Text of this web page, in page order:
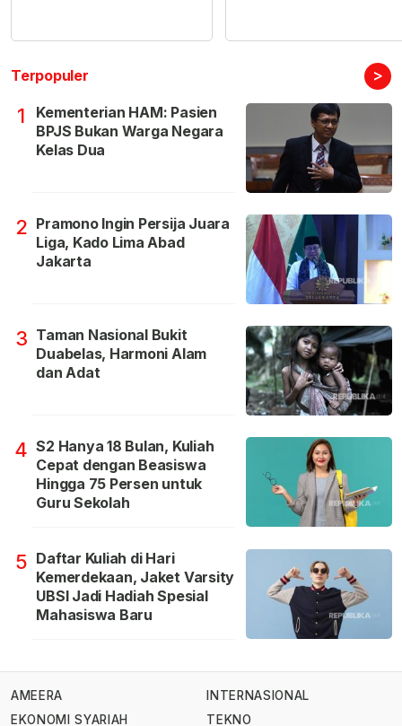
Terpopuler >
1
Kementerian HAM: Pasien
BPJS Bukan Warga Negara
Kelas Dua
2 Pramono Ingin Persija Juara
Liga, Kado Lima Abad
Jakarta
3 Taman Nasional Bukit
Duabelas, Harmoni Alam
dan Adat
4 S2 Hanya 18 Bulan, Kuliah
Cepat dengan Beasiswa
Hingga 75 Persen untuk
Guru Sekolah
5 Daftar Kuliah di Hari
Kemerdekaan, Jaket Varsity
UBSI Jadi Hadiah Spesial
Mahasiswa Baru
AMEERA
EKONOMI SYARIAH
INTERNASIONAL
TEKNO